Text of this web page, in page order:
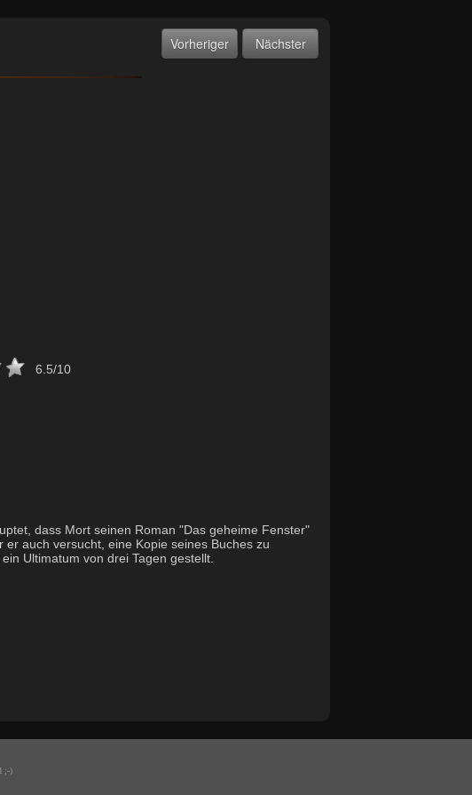
Vorheriger Nächster
6.5/10
dass Mort seinen Roman "Das geheime Fenster"
auch versucht, eine Kopie seines Buches zu
Ultimatum von drei Tagen gestellt.
;-)